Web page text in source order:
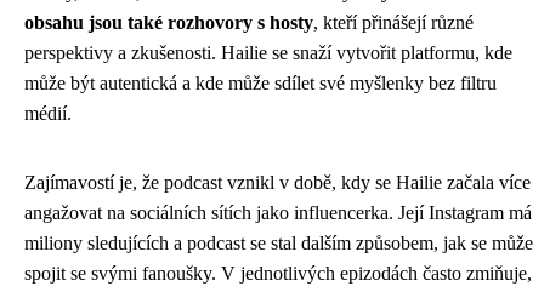
obsahu jsou také rozhovory s hosty, kteří přinášejí různé
perspektivy a zkušenosti. Hailie se snaží vytvořit platformu, kde
může být autentická a kde může sdílet své myšlenky bez filtru
médií.
Zajímavostí je, že podcast vznikl v době, kdy se Hailie začala více
angažovat na sociálních sítích jako influencerka. Její Instagram má
miliony sledujících a podcast se stal dalším způsobem, jak se může
spojit se svými fanoušky. V jednotlivých epizodách často zmiňuje,